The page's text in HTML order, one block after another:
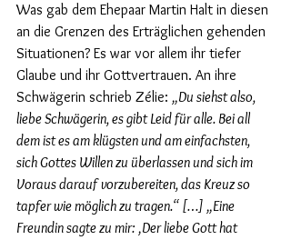
Was gab dem Ehepaar Martin Halt in diesen
an die Grenzen des Erträglichen gehenden
Situationen? Es war vor allem ihr tiefer
Glaube und ihr Gottvertrauen. An ihre
Schwägerin schrieb Zélie: „Du siehst also,
liebe Schwägerin, es gibt Leid für alle. Bei all
dem ist es am klügsten und am einfachsten,
sich Gottes Willen zu überlassen und sich im
Voraus darauf vorzubereiten, das Kreuz so
tapfer wie möglich zu tragen.“ […] „Eine
Freundin sagte zu mir: ‚Der liebe Gott hat